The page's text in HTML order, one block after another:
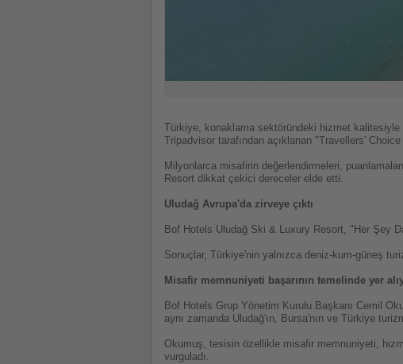
Türkiye, konaklama sektöründeki hizmet kalitesiyle
Tripadvisor tarafından açıklanan "Travellers'
Milyonlarca misafirin değerlendirmeleri,
Resort dikkat çekici dereceler elde etti.
Uludağ Avrupa'da zirveye çıktı
Bof Hotels Uludağ Ski & Luxury Resort, "Her Şey
Sonuçlar, Türkiye'nin yalnızca deniz-kum-güneş
Misafir memnuniyeti başarının temelinde yer
Bof Hotels Grup Yönetim Kurulu Başkanı Cemil
aynı zamanda Uludağ'ın, Bursa'nın ve Türkiye
Okumuş, tesisin özellikle misafir memnuniyeti,
vurguladı.